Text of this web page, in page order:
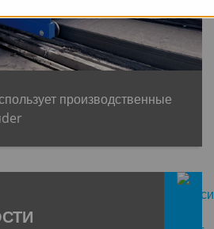
производственные